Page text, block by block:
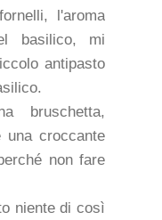
l'aroma
basilico, mi
antipasto
bruschetta,
una croccante
non fare
niente di così